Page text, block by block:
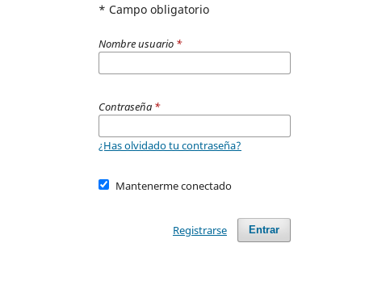
* Campo obligatorio
Nombre usuario *
Contraseña *
¿Has olvidado tu contraseña?
Mantenerme conectado
Entrar
Registrarse